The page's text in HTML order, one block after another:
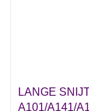
LANGE
A101/A141/